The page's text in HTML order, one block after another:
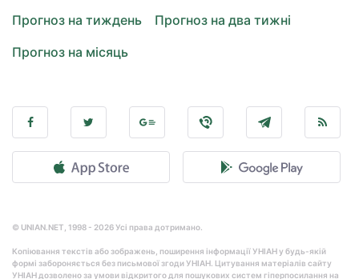
Прогноз на тиждень
Прогноз на два тижні
Прогноз на місяць
© UNIAN.NET, 1998 - 2026 Усі права дотримано.
Копіювання текстів або зображень, поширення інформації УНІАН у будь-якій
формі забороняється без письмової згоди УНІАН. Цитування матеріалів сайту
УНІАН дозволено за умови відкритого для пошукових систем гіперпосилання на